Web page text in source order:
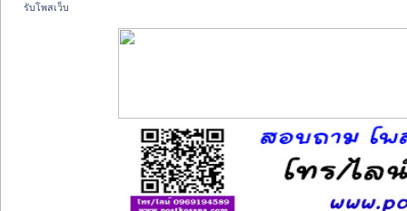
รับโพสเว็บ